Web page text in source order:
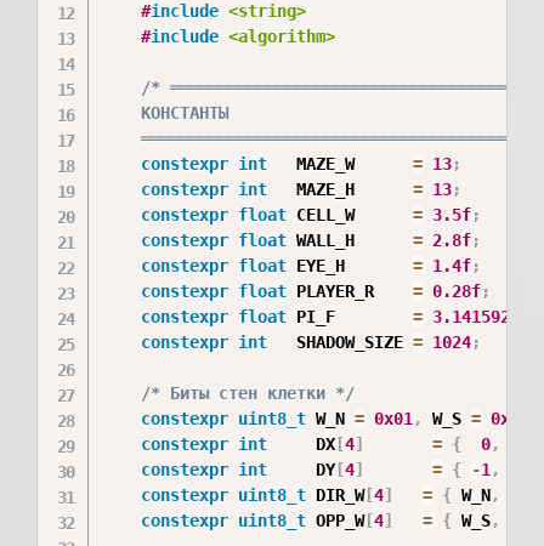
#include <string>
#include <algorithm>
/*
    КОНСТАНТЫ
constexpr int
   MAZE_W
= 13;
constexpr int
   MAZE_H
= 13;
constexpr float CELL_W = 3.5f;
constexpr float WALL_H = 2.8f;
constexpr float EYE_H = 1.4f;
constexpr float PLAYER_R = 0.28f;
constexpr float PI_F =
constexpr int
   SHADOW_SIZE
= 1024;
/* Биты стен клетки */
constexpr uint8_t W_N = 0x01 , W_S = 0x02
constexpr int
     DX
[4] = { 0,
constexpr int
     DY
[4] = { -1 ,
constexpr uint8_t DIR_W[4] = { W_N,
constexpr uint8_t OPP_W[4] = { W_S,